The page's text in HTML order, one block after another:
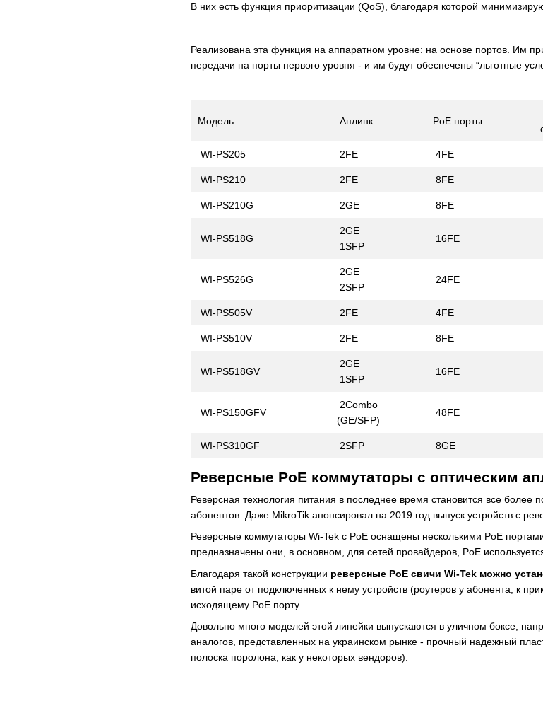
В них есть функция приоритизации (QoS), благодаря которой
Реализована эта функция на аппаратном уровне: на основе портов. Им
передачи на порты первого уровня - и им будут обеспечены “льготные
Модель Аплинк PoE порты
WI-PS205 2FE 4FE
WI-PS210 2FE 8FE
WI-PS210G 2GE 8FE
WI-PS518G
2GE
1SFP
16FE
WI-PS526G
2GE
2SFP
24FE
WI-PS505V 2FE 4FE
WI-PS510V 2FE 8FE
WI-PS518GV
2GE
1SFP
16FE
WI-PS150GFV
2Combo
(GE/SFP)
48FE
WI-PS310GF 2SFP 8GE
Реверсные PoE коммутаторы с оптическим
Реверсная технология питания в последнее время становится все
абонентов. Даже MikroTik анонсировал на 2019 год выпуск устройств с
Реверсные коммутаторы Wi-Tek с PoE оснащены несколькими PoE
предназначены они, в основном, для сетей провайдеров, PoE
Благодаря такой конструкции реверсные PoE свичи Wi-Tek можно
витой паре от подключенных к нему устройств (роутеров у абонента, к
исходящему PoE порту.
Довольно много моделей этой линейки выпускаются в уличном боксе,
аналогов, представленных на украинском рынке - прочный надежный
полоска поролона, как у некоторых вендоров).